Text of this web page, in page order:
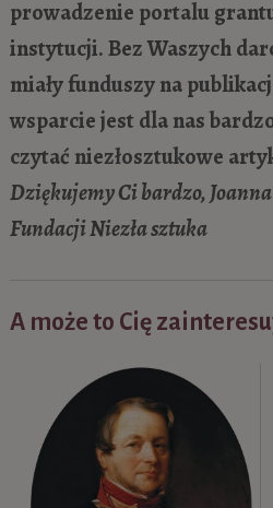
prowadzenie portalu
instytucji. Bez Waszych
miały funduszy na
wsparcie jest dla nas
czytać niezłosztukowe
Dziękujemy Ci bardzo,
Fundacji Niezła sztuka
A może to Cię